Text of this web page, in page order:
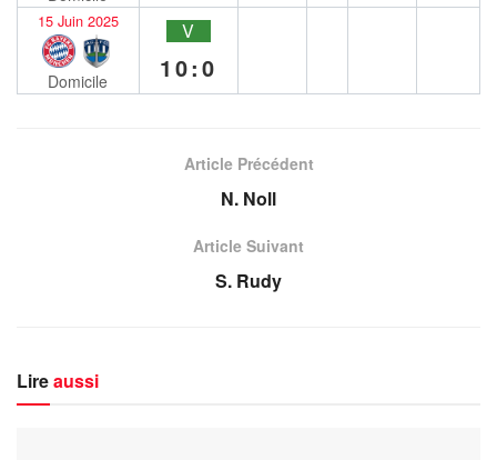
15 Juin 2025
Domicile
V
10:0
Article Précédent
N. Noll
Article Suivant
S. Rudy
Lireaussi